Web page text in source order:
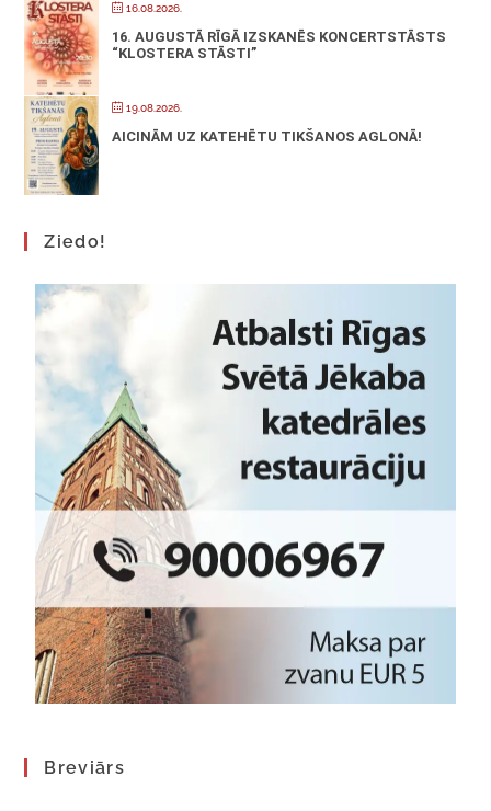
16.08.2026.
16. AUGUSTĀ RĪGĀ IZSKANĒS KONCERTSTĀSTS
“KLOSTERA STĀSTI”
19.08.2026.
AICINĀM UZ KATEHĒTU TIKŠANOS AGLONĀ!
Ziedo!
Breviārs